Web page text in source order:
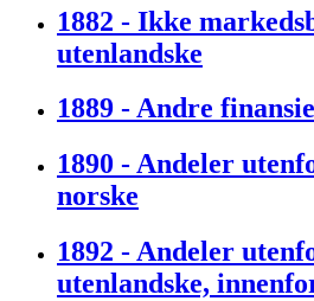
1882 - Ikke
utenlandske
1889 - Andre
1890 - Andeler
norske
1892 - Andeler
utenlandske,